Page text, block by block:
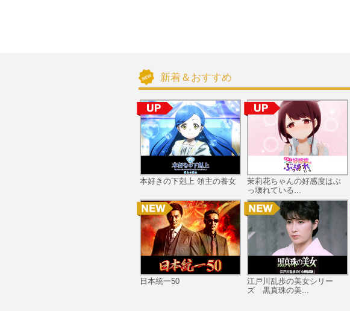
新着＆おすすめ
本好きの下剋上 領主の養女
日本統一50
茉莉花ちゃんの好感度はぶ
っ壊れている...
江戸川乱歩の美女シリー
ズ 黒真珠の美...